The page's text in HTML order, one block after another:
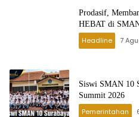
Prodasif,
HEBAT di
Headline 7
Siswi SMAN 10
Summit 2026
Pemerintahan